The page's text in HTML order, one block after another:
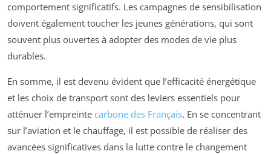
comportement significatifs. Les campagnes de sensibilisation
doivent également toucher les jeunes générations, qui sont
souvent plus ouvertes à adopter des modes de vie plus
durables.
En somme, il est devenu évident que l’efficacité énergétique
et les choix de transport sont des leviers essentiels pour
atténuer l’empreinte carbone des Français. En se concentrant
sur l’aviation et le chauffage, il est possible de réaliser des
avancées significatives dans la lutte contre le changement